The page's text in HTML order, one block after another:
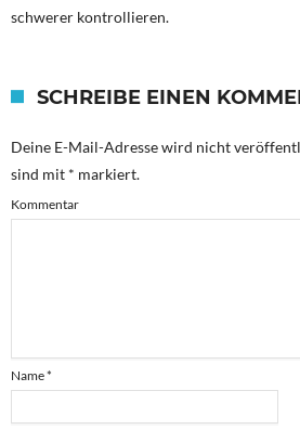
schwerer kontrollieren.
SCHREIBE EINEN
Deine E-Mail-Adresse wird nicht
sind mit * markiert.
Kommentar
Name*